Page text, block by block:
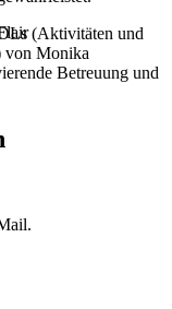
(Aktivitäten und
von Monika
Betreuung und